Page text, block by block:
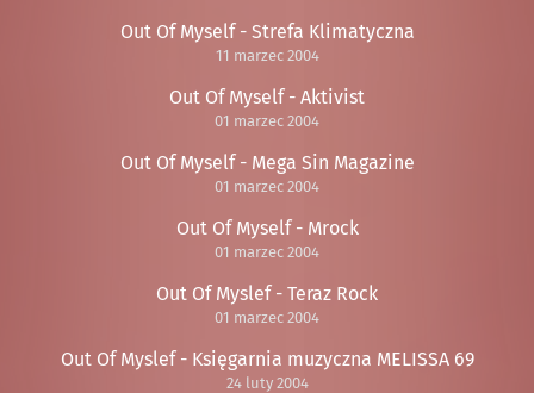
Out Of Myself - Strefa Klimatyczna
11 marzec 2004
Out Of Myself - Aktivist
01 marzec 2004
Out Of Myself - Mega Sin Magazine
01 marzec 2004
Out Of Myself - Mrock
01 marzec 2004
Out Of Myslef - Teraz Rock
01 marzec 2004
Out Of Myslef - Księgarnia muzyczna MELISSA 69
24 luty 2004